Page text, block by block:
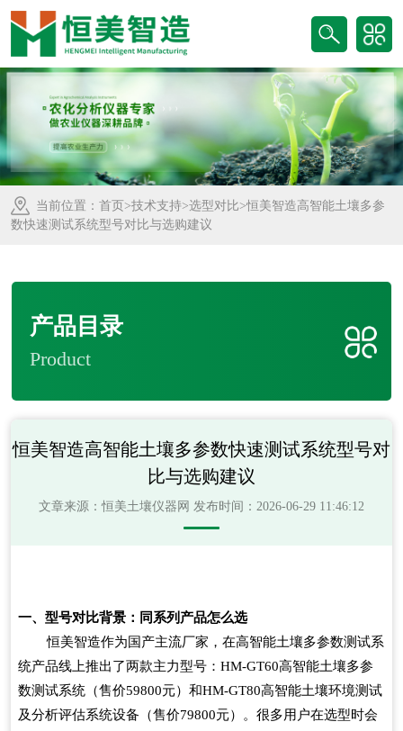
当前位置： 首页 >技术支持>选型对比>恒美智造高智能土壤多参
数快速测试系统型号对比与选购建议
产品目录
Product
恒美智造高智能土壤多参数快速测试系统型号对
比与选购建议
文章来源：恒美土壤仪器网 发布时间：2026-06-29 11:46:12
一、型号对比背景：同系列产品怎么选
恒美智造作为国产主流厂家，在高智能土壤多参数测试系
统产品线上推出了两款主力型号： HM-GT60高智能土壤多参
数测试系统（售价59800元）和HM-GT80高智能土壤环境测试
及分析评估系统设备（售价79800元）。很多用户在选型时会